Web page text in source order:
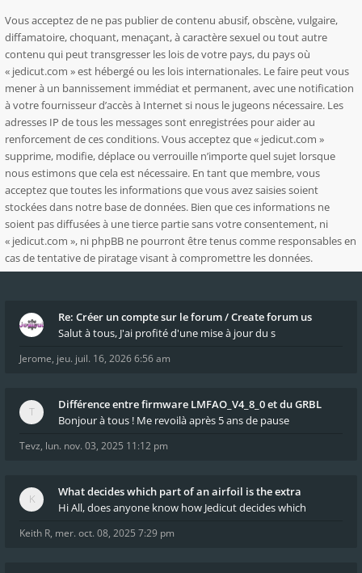
Vous acceptez de ne pas publier de contenu abusif, obscène, vulgaire,
diffamatoire, choquant, menaçant, à caractère sexuel ou tout autre
contenu qui peut transgresser les lois de votre pays, du pays où
« jedicut.com » est hébergé ou les lois internationales. Le faire peut vous
mener à un bannissement immédiat et permanent, avec une notification
à votre fournisseur d’accès à Internet si nous le jugeons nécessaire. Les
adresses IP de tous les messages sont enregistrées pour aider au
renforcement de ces conditions. Vous acceptez que « jedicut.com »
supprime, modifie, déplace ou verrouille n’importe quel sujet lorsque
nous estimons que cela est nécessaire. En tant que membre, vous
acceptez que toutes les informations que vous avez saisies soient
stockées dans notre base de données. Bien que ces informations ne
soient pas diffusées à une tierce partie sans votre consentement, ni
« jedicut.com », ni phpBB ne pourront être tenus comme responsables en
cas de tentative de piratage visant à compromettre les données.
Re: Créer un compte sur le forum / Create forum us
Salut à tous, J'ai profité d'une mise à jour du s
Jerome, jeu. juil. 16, 2026 6:56 am
Différence entre firmware LMFAO_V4_8_0 et du GRBL
Bonjour à tous ! Me revoilà après 5 ans de pause
Tevz, lun. nov. 03, 2025 11:12 pm
What decides which part of an airfoil is the extra
Hi All, does anyone know how Jedicut decides which
Keith R, mer. oct. 08, 2025 7:29 pm